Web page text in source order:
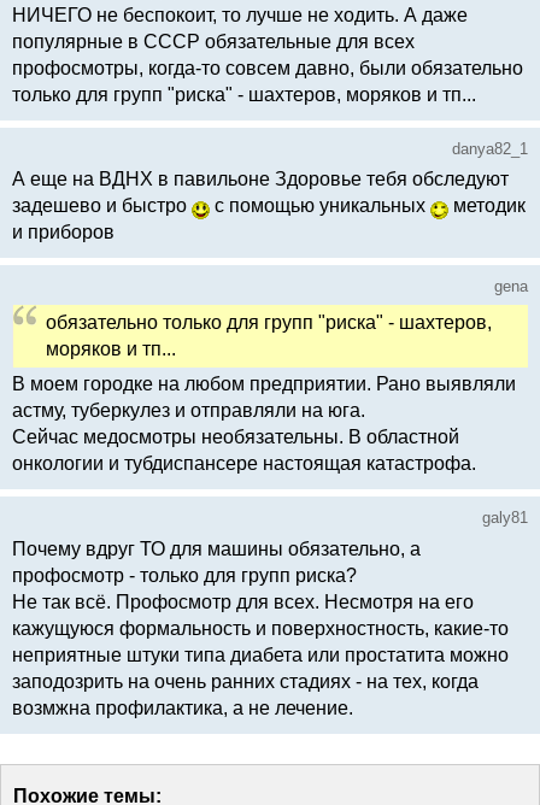
НИЧЕГО не беспокоит, то лучше не ходить. А даже
популярные в СССР обязательные для всех
профосмотры, когда-то совсем давно, были обязательно
только для групп "риска" - шахтеров, моряков и тп...
danya82_1
А еще на ВДНХ в павильоне Здоровье тебя обследуют
задешево и быстро
с помощью уникальных
методик
и приборов
gena
обязательно только для групп "риска" - шахтеров,
моряков и тп...
В моем городке на любом предприятии. Рано выявляли
астму, туберкулез и отправляли на юга.
Сейчас медосмотры необязательны. В областной
онкологии и тубдиспансере настоящая катастрофа.
galy81
Почему вдруг ТО для машины обязательно, а
профосмотр - только для групп риска?
Не так всё. Профосмотр для всех. Несмотря на его
кажущуюся формальность и поверхностность, какие-то
неприятные штуки типа диабета или простатита можно
заподозрить на очень ранних стадиях - на тех, когда
возмжна профилактика, а не лечение.
Похожие темы: